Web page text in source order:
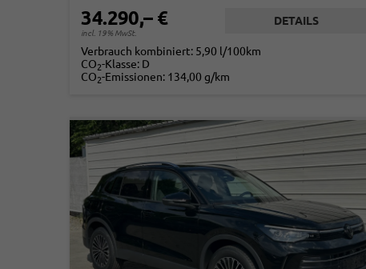
34.290,– €
incl. 19% MwSt.
DETAILS
Verbrauch kombiniert: 5,90 l/100km
CO2-Klasse: D
CO2-Emissionen: 134,00 g/km